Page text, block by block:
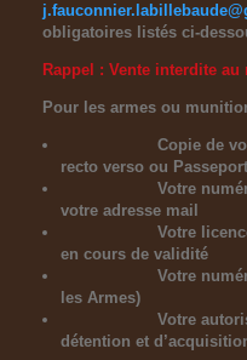
obligatoires listés ci-
Rappel : Vente interdite
Pour les armes ou
Copie de
recto verso ou Passeport
Votre
votre adresse mail
Votre
en cours de validité
Votre
les Armes)
Votre
détention et